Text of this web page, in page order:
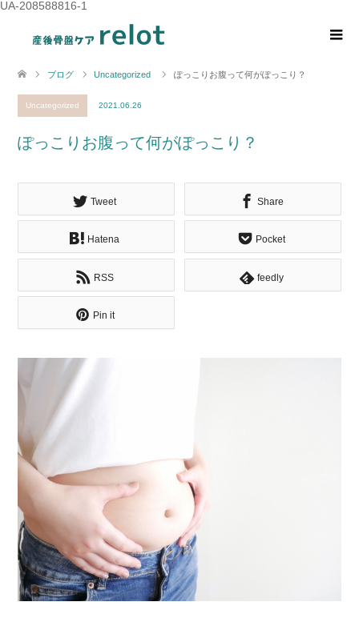
UA-208588816-1
ブログ Uncategorized ぽっこりお腹って何がぽっこり？
Uncategorized 2021.06.26
ぽっこりお腹って何がぽっこり？
Tweet Share
Hatena Pocket
RSS feedly
Pin it